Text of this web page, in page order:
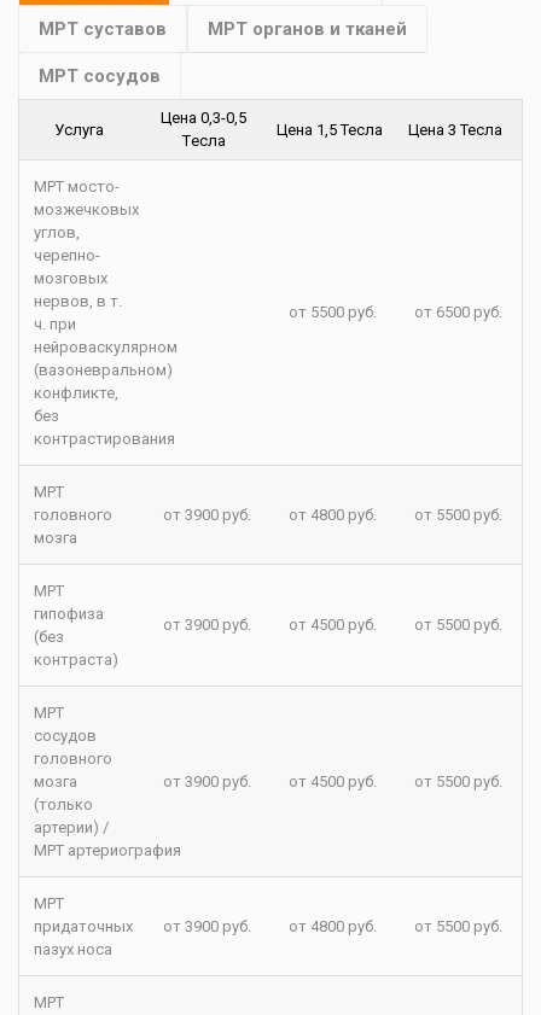
МРТ суставов МРТ органов и тканей
МРТ сосудов
Услуга
Цена 0,3-0,5
Tесла
Цена 1,5 Тесла Цена 3 Тесла
МРТ мосто-
мозжечковых
углов,
черепно-
мозговых
нервов, в т.
ч. при
нейроваскулярном
(вазоневральном)
конфликте,
без
контрастирования
от 5500 руб. от 6500 руб.
МРТ
головного
мозга
от 3900 руб. от 4800 руб. от 5500 руб.
МРТ
гипофиза
(без
контраста)
от 3900 руб. от 4500 руб. от 5500 руб.
МРТ
сосудов
головного
мозга
(только
артерии) /
МРТ артериография
от 3900 руб. от 4500 руб. от 5500 руб.
МРТ
придаточных
пазух носа
от 3900 руб. от 4800 руб. от 5500 руб.
МРТ